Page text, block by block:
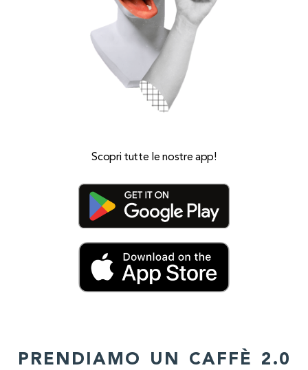
Scopri tutte le nostre app!
PRENDIAMO UN CAFFÈ 2.0